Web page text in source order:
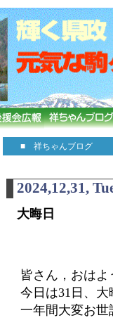
■ 祥ちゃんブログ
2024,12,31,
大晦日
皆さん，おは
今日は31日、
一年間大変お